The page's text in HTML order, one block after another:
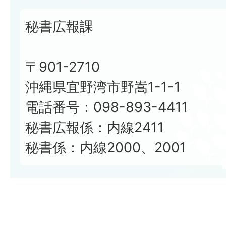
秘書広報課
〒901-2710
沖縄県宜野湾市野嵩1-1-1
電話番号：098-893-4411
秘書広報係：内線2411
秘書係：内線2000、2001